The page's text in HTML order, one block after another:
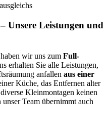
Unsere Leistungen und
wir uns zum Full-
erhalten Sie alle Leistungen,
anfallen aus einer
Küche, das Entfernen alter
Kleinmontagen keinen
Team übernimmt auch